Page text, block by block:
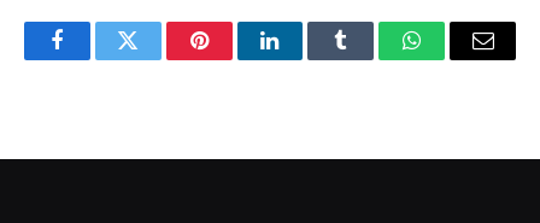
FacebookTwitter PinterestLinkedInTumblr WhatsAppEmail